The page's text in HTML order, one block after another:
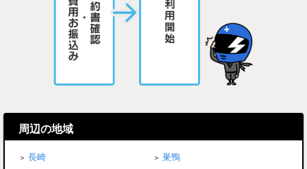
周辺の地域
長崎
巣鴨